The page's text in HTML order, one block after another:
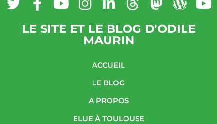
LE SITE ET LE BLOG D'ODILE
MAURIN
ACCUEIL
LE BLOG
A PROPOS
ELUE À TOULOUSE